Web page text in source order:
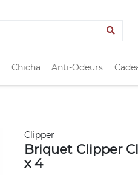
Chicha Anti-Odeurs
Clipper
Briquet Clipper
x 4